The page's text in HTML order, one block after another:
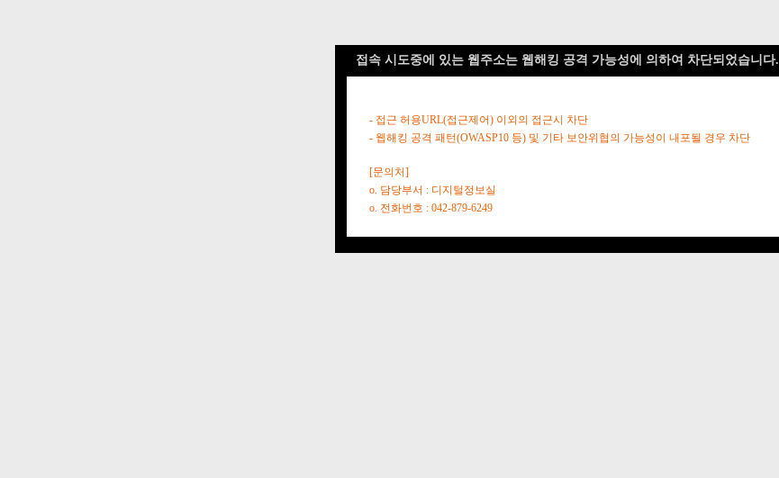
접속 시도중에 있는 웹주소는 웹해킹 공격 가능성에 의하여 차단되었습니다.
- 접근 허용URL(접근제어) 이외의 접근시 차단
- 웹해킹 공격 패턴(OWASP10 등) 및 기타 보안위협의 가능성이 내포될 경우 차단
[문의처]
o. 담당부서 : 디지털정보실
o. 전화번호 : 042-879-6249